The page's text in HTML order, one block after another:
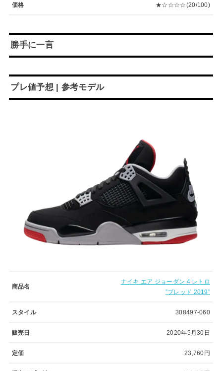
価格 ★☆☆☆☆(20/100)
勝手に一言
プレ値予想 | 参考モデル
商品名
ナイキ エア ジョーダン 4 レトロ
”ブレッド 2019”
スタイル 308497-060
販売日 2020年5月30日
定価 23,760円